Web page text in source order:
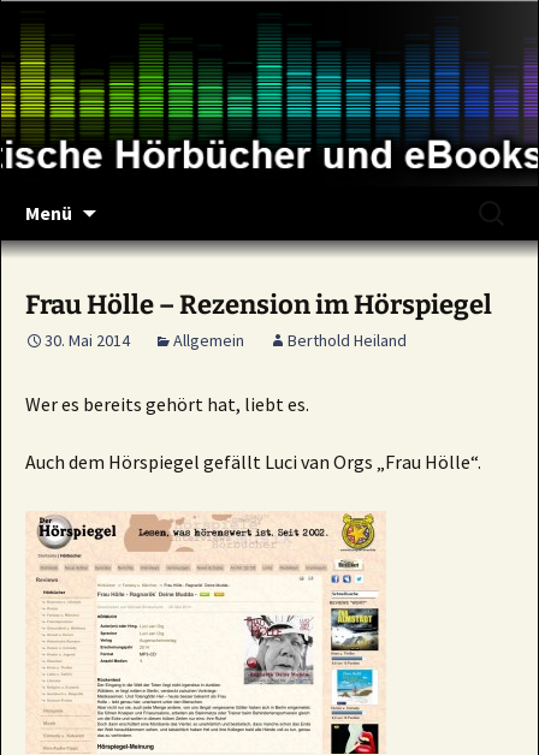
Inhalt
springen
Menü
Frau Hölle – Rezension im Hörspiegel
30. Mai 2014 Allgemein Berthold Heiland
Wer es bereits gehört hat, liebt es.
Auch dem Hörspiegel gefällt Luci van Orgs „Frau Hölle“.